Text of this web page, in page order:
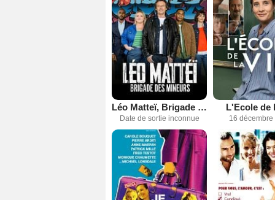
Léo Matteï, Brigade des mineurs
Date de sortie inconnue
L'Ecole de
16 décembre